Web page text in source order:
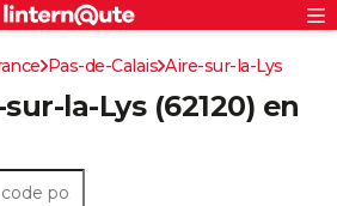
Rechercher
S'inscrire
Connexion
Pas-de-Calais Aire-sur-la-Lys
la-Lys(62120) en